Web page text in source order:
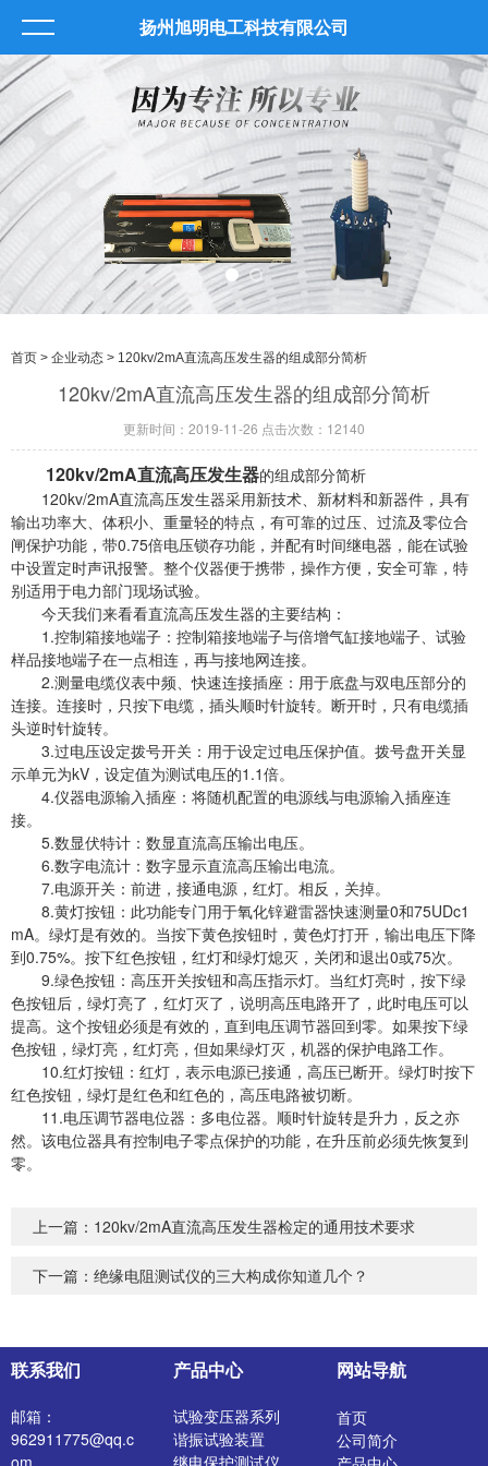
扬州旭明电工科技有限公司
首页 > 企业动态 > 120kv/2mA直流高压发生器的组成部分简析
120kv/2mA直流高压发生器的组成部分简析
更新时间：2019-11-26 点击次数：12140
120kv/2mA直流高压发生器的组成部分简析
120kv/2mA直流高压发生器采用新技术、新材料和新器件，具有
输出功率大、体积小、重量轻的特点，有可靠的过压、过流及零位合
闸保护功能，带0.75倍电压锁存功能，并配有时间继电器，能在试验
中设置定时声讯报警。整个仪器便于携带，操作方便，安全可靠，特
别适用于电力部门现场试验。
今天我们来看看直流高压发生器的主要结构：
1.控制箱接地端子：控制箱接地端子与倍增气缸接地端子、试验
样品接地端子在一点相连，再与接地网连接。
2.测量电缆仪表中频、快速连接插座：用于底盘与双电压部分的
连接。连接时，只按下电缆，插头顺时针旋转。断开时，只有电缆插
头逆时针旋转。
3.过电压设定拨号开关：用于设定过电压保护值。拨号盘开关显
示单元为kV，设定值为测试电压的1.1倍。
4.仪器电源输入插座：将随机配置的电源线与电源输入插座连
接。
5.数显伏特计：数显直流高压输出电压。
6.数字电流计：数字显示直流高压输出电流。
7.电源开关：前进，接通电源，红灯。相反，关掉。
8.黄灯按钮：此功能专门用于氧化锌避雷器快速测量0和75UDc1
mA。绿灯是有效的。当按下黄色按钮时，黄色灯打开，输出电压下降
到0.75%。按下红色按钮，红灯和绿灯熄灭，关闭和退出0或75次。
9.绿色按钮：高压开关按钮和高压指示灯。当红灯亮时，按下绿
色按钮后，绿灯亮了，红灯灭了，说明高压电路开了，此时电压可以
提高。这个按钮必须是有效的，直到电压调节器回到零。如果按下绿
色按钮，绿灯亮，红灯亮，但如果绿灯灭，机器的保护电路工作。
10.红灯按钮：红灯，表示电源已接通，高压已断开。绿灯时按下
红色按钮，绿灯是红色和红色的，高压电路被切断。
11.电压调节器电位器：多电位器。顺时针旋转是升力，反之亦
然。该电位器具有控制电子零点保护的功能，在升压前必须先恢复到
零。
上一篇： 120kv/2mA直流高压发生器检定的通用技术要求
下一篇： 绝缘电阻测试仪的三大构成你知道几个？
联系我们
邮箱：
962911775@qq.c
om
产品中心
试验变压器系列
谐振试验装置
继电保护测试仪
网站导航
首页
公司简介